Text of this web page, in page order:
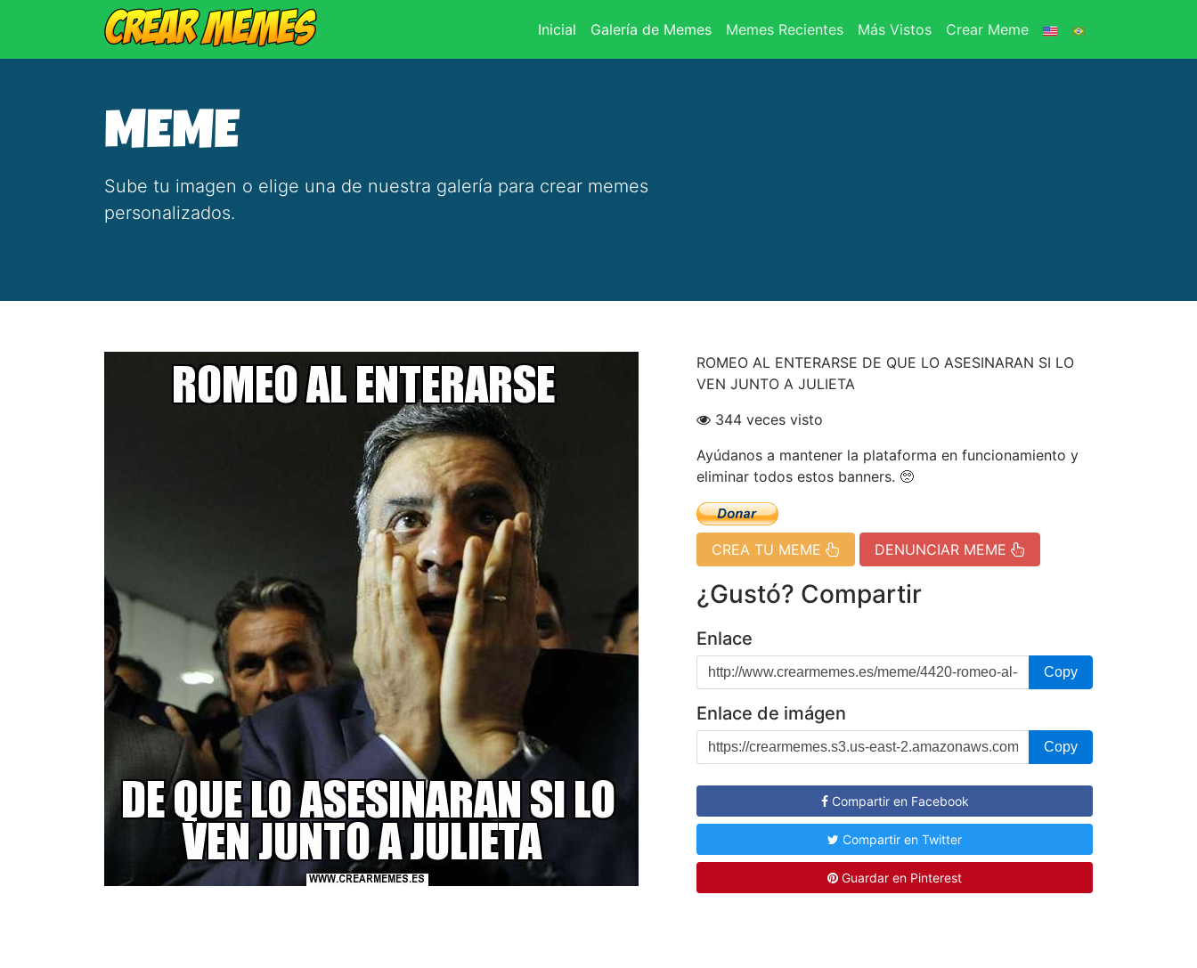
Inicial (current)
Galería de Memes Memes Recientes Más Vistos Crear Meme
MEME
Sube tu imagen o elige una de nuestra galería para crear memes
personalizados.
ROMEO AL ENTERARSE DE QUE LO ASESINARAN SI LO
VEN JUNTO A JULIETA
344 veces visto
Ayúdanos a mantener la plataforma en funcionamiento y
eliminar todos estos banners. 🥺
CREA TU MEME DENUNCIAR MEME
¿Gustó? Compartir
Enlace
Copy
Enlace de imágen
Copy
Compartir en Facebook
Compartir en Twitter
Guardar en Pinterest